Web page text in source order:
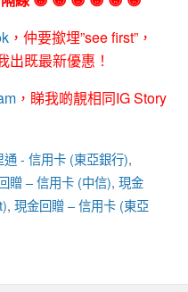
，仲要撳埋”see first”，
出既最新優惠！
，睇我啲靚相同IG Story
- 信用卡 (東亞銀行),
贈 – 信用卡 (中信), 現金
, 現金回贈 – 信用卡 (東亞